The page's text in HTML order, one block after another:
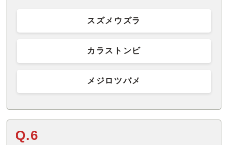
スズメウズラ
カラストンビ
メジロツバメ
Q.6